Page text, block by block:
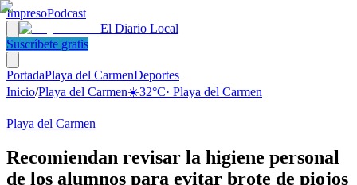
ImpresoPodcast
El Diario Local
Suscríbete gratis
PortadaPlaya del CarmenDeportes
Inicio/Playa del Carmen☀️32°C· Playa del Carmen
Playa del Carmen
Recomiendan revisar la higiene personal
de los alumnos para evitar brote de piojos